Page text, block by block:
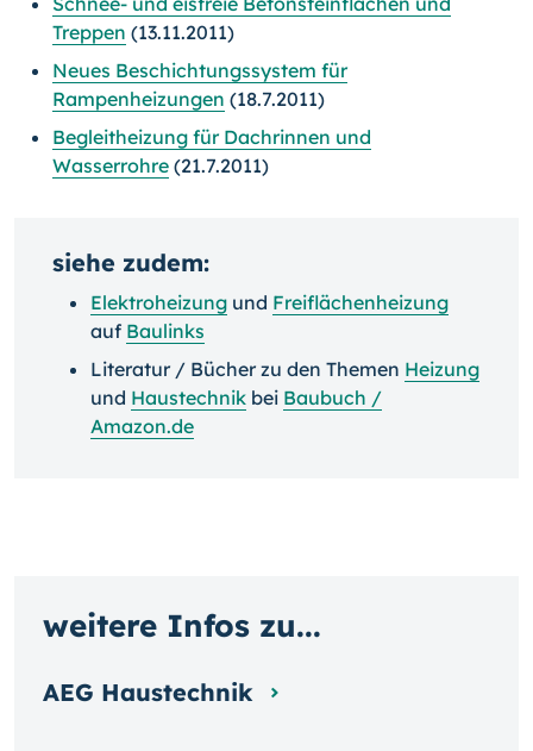
Treppen (13.11.2011)
Neues Beschichtungssystem für
Rampenheizungen (18.7.2011)
Begleitheizung für Dachrinnen und
Wasserrohre (21.7.2011)
siehe zudem:
Elektroheizung und Freiflächenheizung
auf Baulinks
Literatur / Bücher zu den Themen Heizung
und Haustechnik bei Baubuch /
Amazon.de
weitere Infos zu...
AEG Haustechnik